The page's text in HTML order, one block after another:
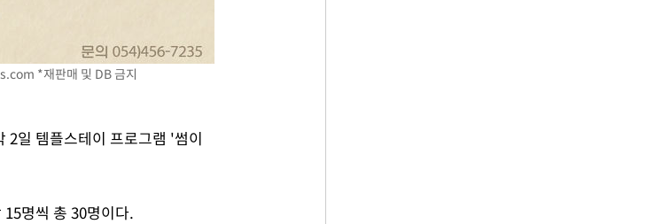
*재판매 및 DB 금지
2일 템플스테이 프로그램 '썸이
명씩 총 30명이다.